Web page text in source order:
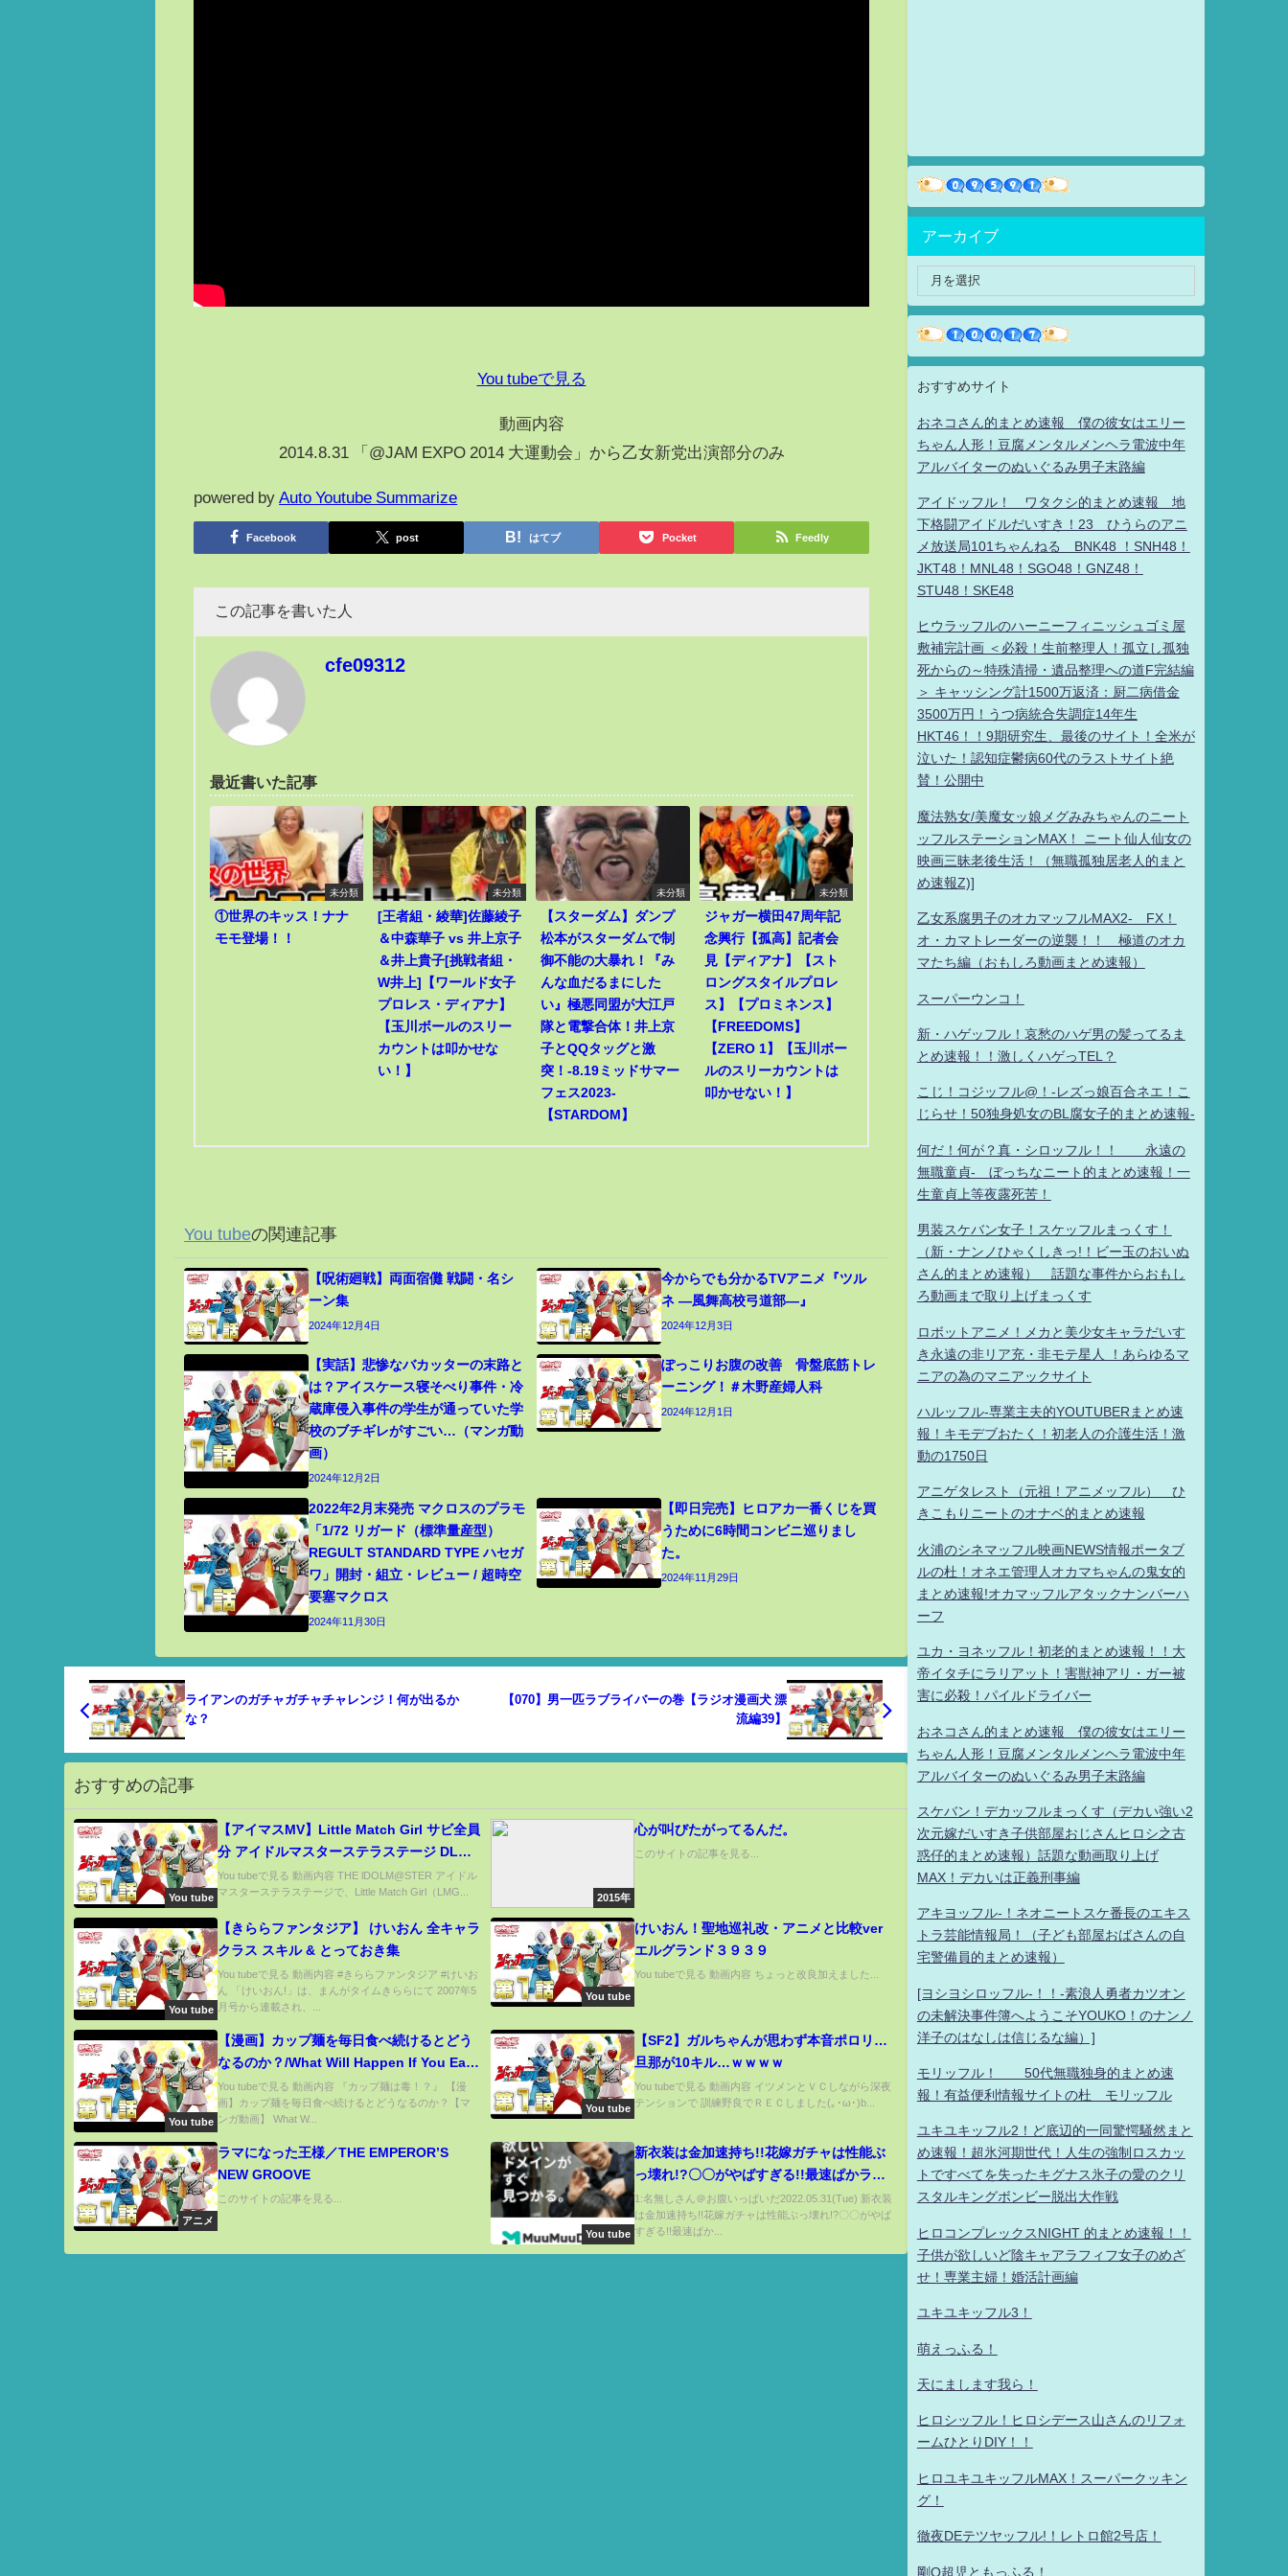
You tubeで見る
動画内容
2014.8.31 「@JAM EXPO 2014 大運動会」から乙女新党出演部分のみ
powered by Auto Youtube Summarize
Facebook post はてブ Pocket Feedly
この記事を書いた人
cfe09312
最近書いた記事
未分類
①世界のキッス！ナナ
モモ登場！！
未分類
[王者組・綾華]佐藤綾子
＆中森華子 vs 井上京子
＆井上貴子[挑戦者組・
W井上]【ワールド女子
プロレス・ディアナ】
【玉川ボールのスリー
カウントは叩かせな
い！】
未分類
【スターダム】ダンプ
松本がスターダムで制
御不能の大暴れ！『み
んな血だるまにした
い』極悪同盟が大江戸
隊と電撃合体！井上京
子とQQタッグと激
突！-8.19ミッドサマー
フェス2023-
【STARDOM】
未分類
ジャガー横田47周年記
念興行【孤高】記者会
見【ディアナ】【スト
ロングスタイルプロレ
ス】【プロミネンス】
【FREEDOMS】
【ZERO 1】【玉川ボー
ルのスリーカウントは
叩かせない！】
You tubeの関連記事
【呪術廻戦】両面宿儺 戦闘・名シ
ーン集
2024年12月4日
今からでも分かるTVアニメ『ツル
ネ ―風舞高校弓道部―』
2024年12月3日
【実話】悲惨なバカッターの末路と
は？アイスケース寝そべり事件・冷
蔵庫侵入事件の学生が通っていた学
校のブチギレがすごい…（マンガ動
画）
2024年12月2日
ぽっこりお腹の改善 骨盤底筋トレ
ーニング！＃木野産婦人科
2024年12月1日
2022年2月末発売 マクロスのプラモ
「1/72 リガード（標準量産型）
REGULT STANDARD TYPE ハセガ
ワ」開封・組立・レビュー / 超時空
要塞マクロス
2024年11月30日
【即日完売】ヒロアカ一番くじを買
うために6時間コンビニ巡りまし
た。
2024年11月29日
ライアンのガチャガチャチャレンジ！何が出るか
な？
【070】男一匹ラブライバーの巻【ラジオ漫画犬 漂
流編39】
おすすめの記事
You tube
【アイマスMV】Little Match Girl サビ全員
分 アイドルマスターステラステージ DLC
LMG
You tubeで見る 動画内容 THE lDOLM@STER アイドル
マスターステラステージで、Little Match Girl（LMG...
2015年
心が叫びたがってるんだ。
このサイトの記事を見る...
You tube
【きららファンタジア】 けいおん 全キャラ
クラス スキル & とっておき集
You tubeで見る 動画内容 #きららファンタジア #けいお
ん 「けいおん!」は、まんがタイムきららにて 2007年5
月号から連載され、...
You tube
けいおん！聖地巡礼改・アニメと比較ver
エルグランド３９３９
You tubeで見る 動画内容 ちょっと改良加えました...
You tube
【漫画】カップ麺を毎日食べ続けるとどう
なるのか？/What Will Happen If You Eat
Cup Noodles Every Day?
You tubeで見る 動画内容 『カップ麺は毒！？』 【漫
画】カップ麺を毎日食べ続けるとどうなるのか？【マ
ンガ動画】 What W...
You tube
【SF2】ガルちゃんが思わず本音ポロリ…
旦那が10キル…ｗｗｗｗ
You tubeで見る 動画内容 イツメンとＶＣしながら深夜
テンションで 訓練野良でＲＥＣしました(｡･ω･)b...
アニメ
ラマになった王様／THE EMPEROR’S
NEW GROOVE
このサイトの記事を見る...
You tube
新衣装は金加速持ち!!花嫁ガチャは性能ぶ
っ壊れ!?〇〇がやばすぎる!!最速ぱかライ
ブ情報まとめ【ウマ娘 育成 サポカ イクノ
ディクタス ハルウララ カレンチャン ファ
インモーション ライスシャワー】
1:名無しさん＠お腹いっぱいだ2022.05.31(Tue) 新衣装
は金加速持ち!!花嫁ガチャは性能ぶっ壊れ!?〇〇がやば
すぎる!!最速ぱか...
アーカイブ
おすすめサイト
おネコさん的まとめ速報 僕の彼女はエリー
ちゃん人形！豆腐メンタルメンヘラ電波中年
アルバイターのぬいぐるみ男子末路編
アイドッフル！ ワタクシ的まとめ速報 地
下格闘アイドルだいすき！23 ひうらのアニ
メ放送局101ちゃんねる BNK48 ！SNH48！
JKT48！MNL48！SGO48！GNZ48！
STU48！SKE48
ヒウラッフルのハーニーフィニッシュゴミ屋
敷補完計画 ＜必殺！生前整理人！孤立し孤独
死からの～特殊清掃・遺品整理への道F完結編
＞ キャッシング計1500万返済：厨二病借金
3500万円！うつ病統合失調症14年生
HKT46！！9期研究生、最後のサイト！全米が
泣いた！認知症鬱病60代のラストサイト絶
賛！公開中
魔法熟女/美魔女ッ娘メグみみちゃんのニート
ッフルステーションMAX！ ニート仙人仙女の
映画三昧老後生活！（無職孤独居老人的まと
め速報Z)]
乙女系腐男子のオカマッフルMAX2- FX！
オ・カマトレーダーの逆襲！！ 極道のオカ
マたち編（おもしろ動画まとめ速報）
スーパーウンコ！
新・ハゲッフル！哀愁のハゲ男の髪ってるま
とめ速報！！激しくハゲっTEL？
こじ！コジッフル@！-レズっ娘百合ネエ！こ
じらせ！50独身処女のBL腐女子的まとめ速報-
何だ！何が？真・シロッフル！！ 永遠の
無職童貞- ぼっちなニート的まとめ速報！一
生童貞上等夜露死苦！
男装スケバン女子！スケッフルまっくす！
（新・ナンノひゃくしきっ!！ビー玉のおいぬ
さん的まとめ速報） 話題な事件からおもし
ろ動画まで取り上げまっくす
ロボットアニメ！メカと美少女キャラだいす
き永遠の非リア充・非モテ星人 ！あらゆるマ
ニアの為のマニアックサイト
ハルッフル-専業主夫的YOUTUBERまとめ速
報！キモデブおたく！初老人の介護生活！激
動の1750日
アニゲタレスト（元祖！アニメッフル） ひ
きこもりニートのオナベ的まとめ速報
火浦のシネマッフル映画NEWS情報ポータブ
ルの杜！オネエ管理人オカマちゃんの鬼女的
まとめ速報!オカマッフルアタックナンバーハ
ーフ
ユカ・ヨネッフル！初老的まとめ速報！！大
帝イタチにラリアット！害獣神アリ・ガー被
害に必殺！パイルドライバー
おネコさん的まとめ速報 僕の彼女はエリー
ちゃん人形！豆腐メンタルメンヘラ電波中年
アルバイターのぬいぐるみ男子末路編
スケバン！デカッフルまっくす（デカい強い2
次元嫁だいすき子供部屋おじさんヒロシ之古
惑仔的まとめ速報）話題な動画取り上げ
MAX！デカいは正義刑事編
アキヨッフル-！ネオニートスケ番長のエキス
トラ芸能情報局！（子ども部屋おばさんの自
宅警備員的まとめ速報）
[ヨシヨシロッフル-！！-素浪人勇者カツオン
の未解決事件簿へようこそYOUKO！のナンノ
洋子のはなしは信じるな編）]
モリッフル！ 50代無職独身的まとめ速
報！有益便利情報サイトの杜 モリッフル
ユキユキッフル2！ど底辺的一同驚愕騒然まと
め速報！超氷河期世代！人生の強制ロスカッ
トですべてを失ったキグナス氷子の愛のクリ
スタルキングボンビー脱出大作戦
ヒロコンプレックスNIGHT 的まとめ速報！！
子供が欲しいど陰キャアラフィフ女子のめざ
せ！専業主婦！婚活計画編
ユキユキッフル3！
萌えっふる！
天にまします我ら！
ヒロシッフル！ヒロシデース山さんのリフォ
ームひとりDIY！！
ヒロユキユキッフルMAX！スーパークッキン
グ！
徹夜DEテツヤッフル!！レトロ館2号店！
剛Q超児ともっふる！